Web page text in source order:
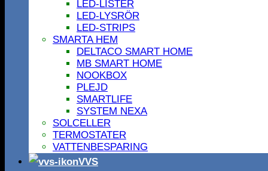
LED-LISTER
LED-LYSRÖR
LED-STRIPS
SMARTA HEM
DELTACO SMART HOME
MB SMART HOME
NOOKBOX
PLEJD
SMARTLIFE
SYSTEM NEXA
SOLCELLER
TERMOSTATER
VATTENBESPARING
VVS